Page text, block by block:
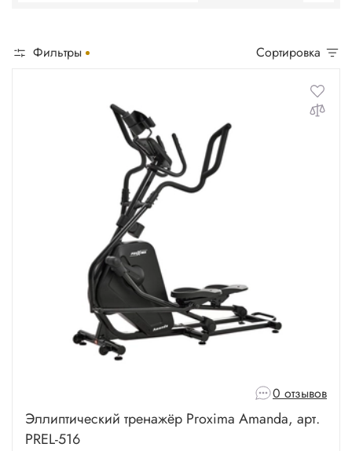
Фильтры Сортировка
0 отзывов
Эллиптический тренажёр Proxima Amanda, арт.
PREL-516